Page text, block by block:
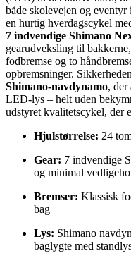
både skolevejen og
en hurtig hverdagscykel
7 indvendige Shimano
gearudveksling til
fodbremse og to
opbremsninger.
Shimano-navdynamo, der
LED-lys – helt uden
udstyret kvalitetscykel, der
Hjulstørrelse: 24
Gear: 7 indvendige
og minimal
Bremser: Klassisk
bag
Lys: Shimano
baglygte med